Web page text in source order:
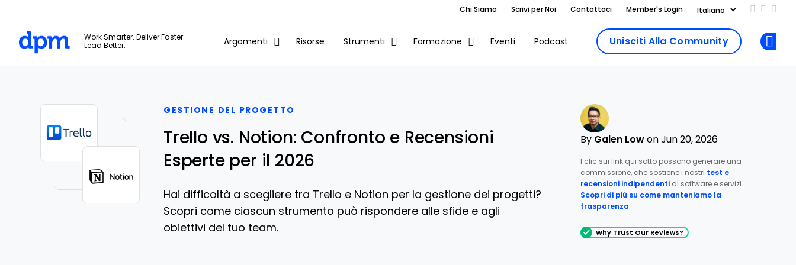
Chi Siamo Scrivi per Noi Contattaci Member's Login Add us
Follow
Work Smarter. Deliver Faster.
Lead Better.
Argomenti Risorse Strumenti Formazione Eventi Podcast Unisciti Alla Community
GESTIONE DEL PROGETTO
Trello vs. Notion: Confronto e Recensioni
Esperte per il 2026
Hai difficoltà a scegliere tra Trello e Notion per la gestione dei progetti?
Scopri come ciascun strumento può rispondere alle sfide e agli
obiettivi del tuo team.
By Galen Low on Jun 20, 2026
I clic sui link qui sotto possono generare una
commissione, che sostiene i nostri test e
recensioni indipendenti di software e servizi.
Scopri di più su come manteniamo la
trasparenza.
Why Trust Our Reviews?